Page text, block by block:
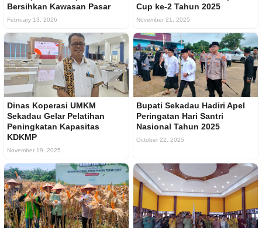
Bersihkan Kawasan Pasar
February 13, 2026
Cup ke-2 Tahun 2025
November 21, 2025
Dinas Koperasi UMKM
Sekadau Gelar Pelatihan
Peningkatan Kapasitas
KDKMP
November 19, 2025
Bupati Sekadau Hadiri Apel
Peringatan Hari Santri
Nasional Tahun 2025
October 22, 2025